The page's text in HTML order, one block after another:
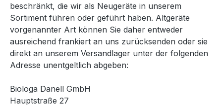
beschränkt, die wir als Neugeräte in unserem
Sortiment führen oder geführt haben. Altgeräte
vorgenannter Art können Sie daher entweder
ausreichend frankiert an uns zurücksenden oder sie
direkt an unserem Versandlager unter der folgenden
Adresse unentgeltlich abgeben:
Biologa Danell GmbH
Hauptstraße 27